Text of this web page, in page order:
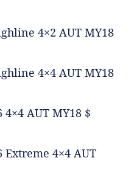
4×2 AUT MY18
4×4 AUT MY18
4×4 AUT MY18 $
Extreme 4×4 AUT